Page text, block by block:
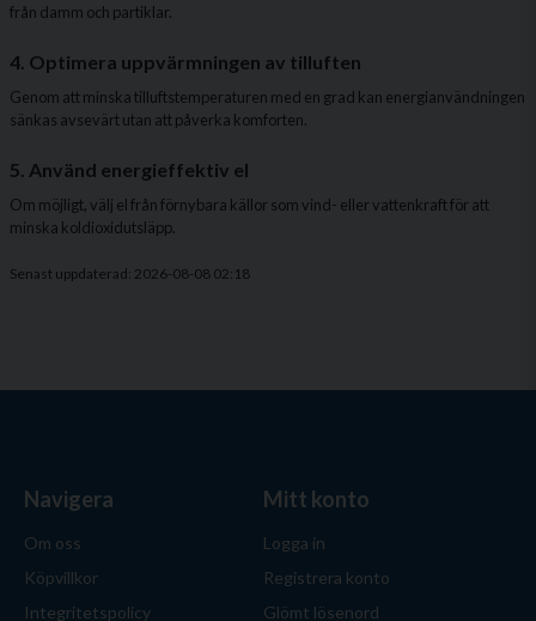
från damm och partiklar.
4. Optimera uppvärmningen av tilluften
Genom att minska tilluftstemperaturen med en grad kan energianvändningen
sänkas avsevärt utan att påverka komforten.
5. Använd energieffektiv el
Om möjligt, välj el från förnybara källor som vind- eller vattenkraft för att
minska koldioxidutsläpp.
Senast uppdaterad: 2026-08-08 02:18
Navigera
Om oss
Köpvillkor
Integritetspolicy
Mitt konto
Logga in
Registrera konto
Glömt lösenord